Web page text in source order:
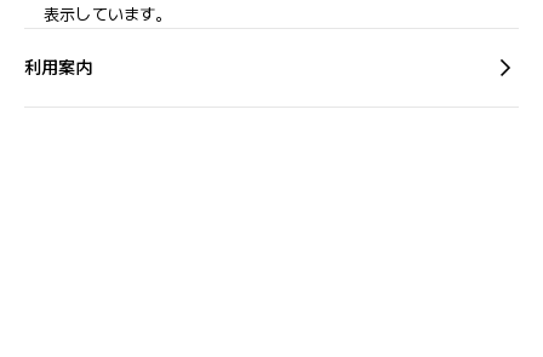
表示しています。
利用案内